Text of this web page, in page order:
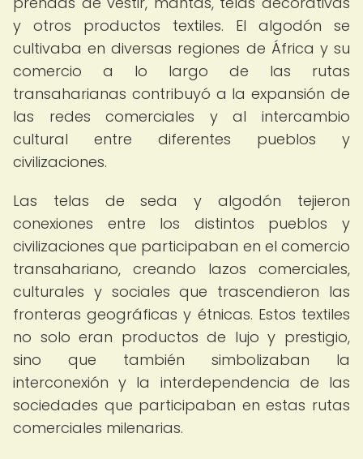
y otros productos textiles. El algodón se
cultivaba en diversas regiones de África y su
comercio a lo largo de las rutas
transaharianas contribuyó a la expansión de
las redes comerciales y al intercambio
cultural entre diferentes pueblos y
civilizaciones.
Las telas de seda y algodón tejieron
conexiones entre los distintos pueblos y
civilizaciones que participaban en el comercio
transahariano, creando lazos comerciales,
culturales y sociales que trascendieron las
fronteras geográficas y étnicas. Estos textiles
no solo eran productos de lujo y prestigio,
sino que también simbolizaban la
interconexión y la interdependencia de las
sociedades que participaban en estas rutas
comerciales milenarias.